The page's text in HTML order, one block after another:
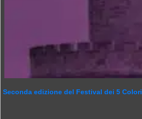
Seconda edizione del Festival dei 5 Colori